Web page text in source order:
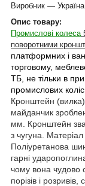
Виробник — Україна
Опис товару:
Промислові колеса
поворотними
платформних і
торговому,
ТБ, не тільки в
промислових
Кронштейн
майданчик
мм. Кронштейн
з чугуна.
Поліуретанова
гарні
чому вона чудово
порізів і